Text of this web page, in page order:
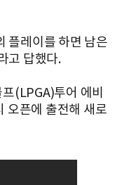
플레이를 하면 남은
고 답했다.
(LPGA)투어 에비
오픈에 출전해 새로